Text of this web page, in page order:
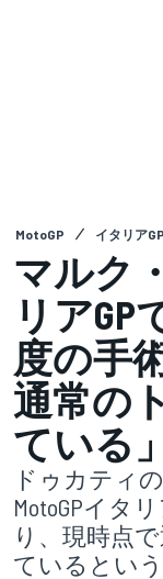
MotoGP イタリアGP
マルク
リアGP
度の手
通常の
ている」
ドゥカティ
MotoGPイタ
り、現時点
ているという